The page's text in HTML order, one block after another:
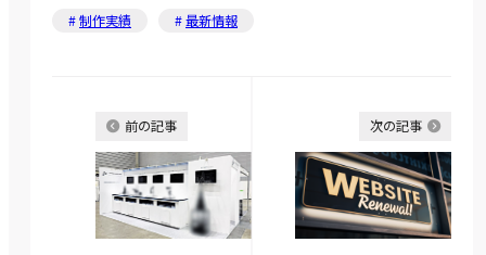
制作実績
最新情報
前の記事 次の記事